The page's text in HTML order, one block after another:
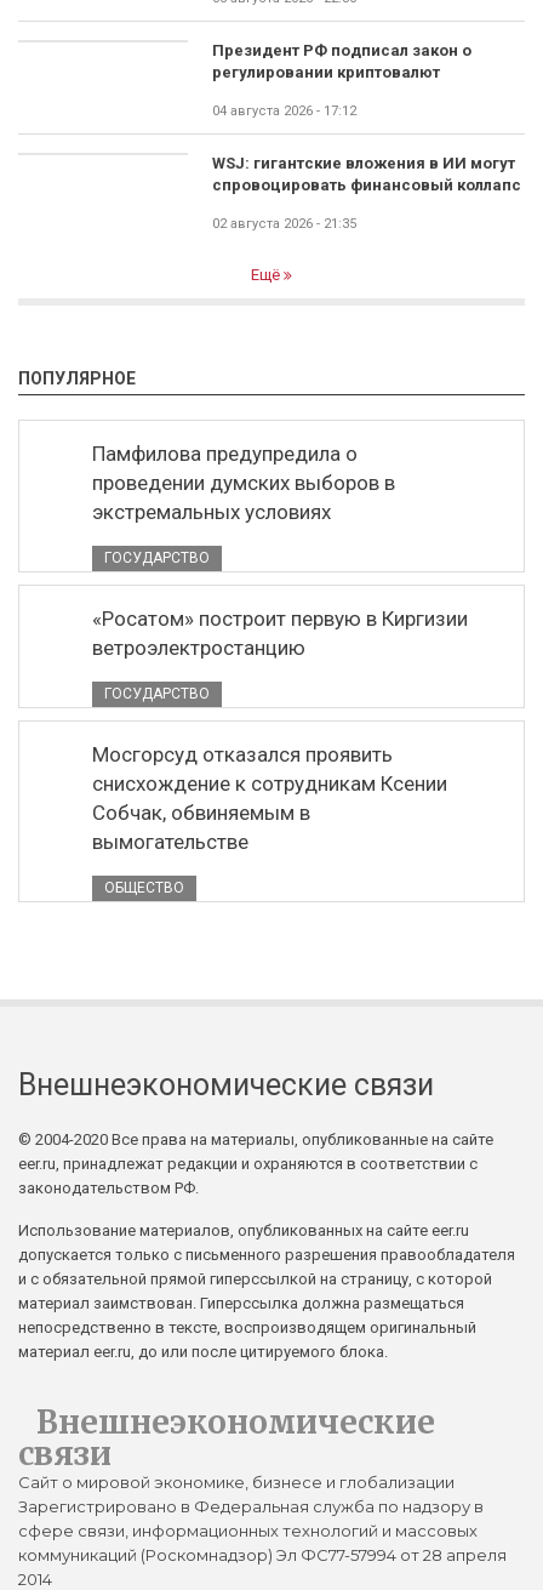
Президент РФ подписал закон о
регулировании криптовалют
04 августа 2026 - 17:12
WSJ: гигантские вложения в ИИ могут
спровоцировать финансовый коллапс
02 августа 2026 - 21:35
Ещё
ПОПУЛЯРНОЕ
Памфилова предупредила о
проведении думских выборов в
экстремальных условиях
ГОСУДАРСТВО
«Росатом» построит первую в Киргизии
ветроэлектростанцию
ГОСУДАРСТВО
Мосгорсуд отказался проявить
снисхождение к сотрудникам Ксении
Собчак, обвиняемым в
вымогательстве
ОБЩЕСТВО
Внешнеэкономические связи
© 2004-2020 Все права на материалы, опубликованные на сайте
eer.ru, принадлежат редакции и охраняются в соответствии с
законодательством РФ.
Использование материалов, опубликованных на сайте eer.ru
допускается только с письменного разрешения правообладателя
и с обязательной прямой гиперссылкой на страницу, с которой
материал заимствован. Гиперссылка должна размещаться
непосредственно в тексте, воспроизводящем оригинальный
материал eer.ru, до или после цитируемого блока.
Внешнеэкономические
связи
Сайт о мировой экономике, бизнесе и глобализации
Зарегистрировано в Федеральная служба по надзору в
сфере связи, информационных технологий и массовых
коммуникаций (Роскомнадзор) Эл ФС77-57994 от 28 апреля
2014